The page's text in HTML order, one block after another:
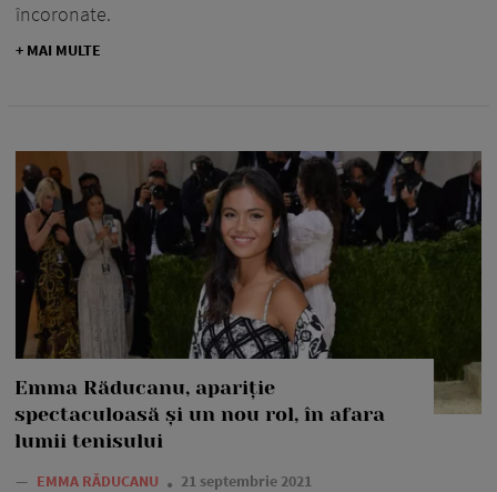
încoronate.
+ MAI MULTE
Emma Răducanu, apariție
spectaculoasă și un nou rol, în afara
lumii tenisului
— EMMA RĂDUCANU 21 septembrie 2021